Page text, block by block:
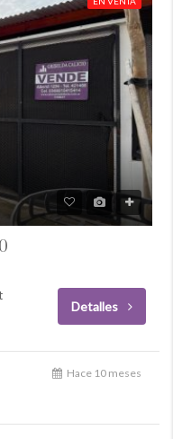
Detalles
Hace 10 meses